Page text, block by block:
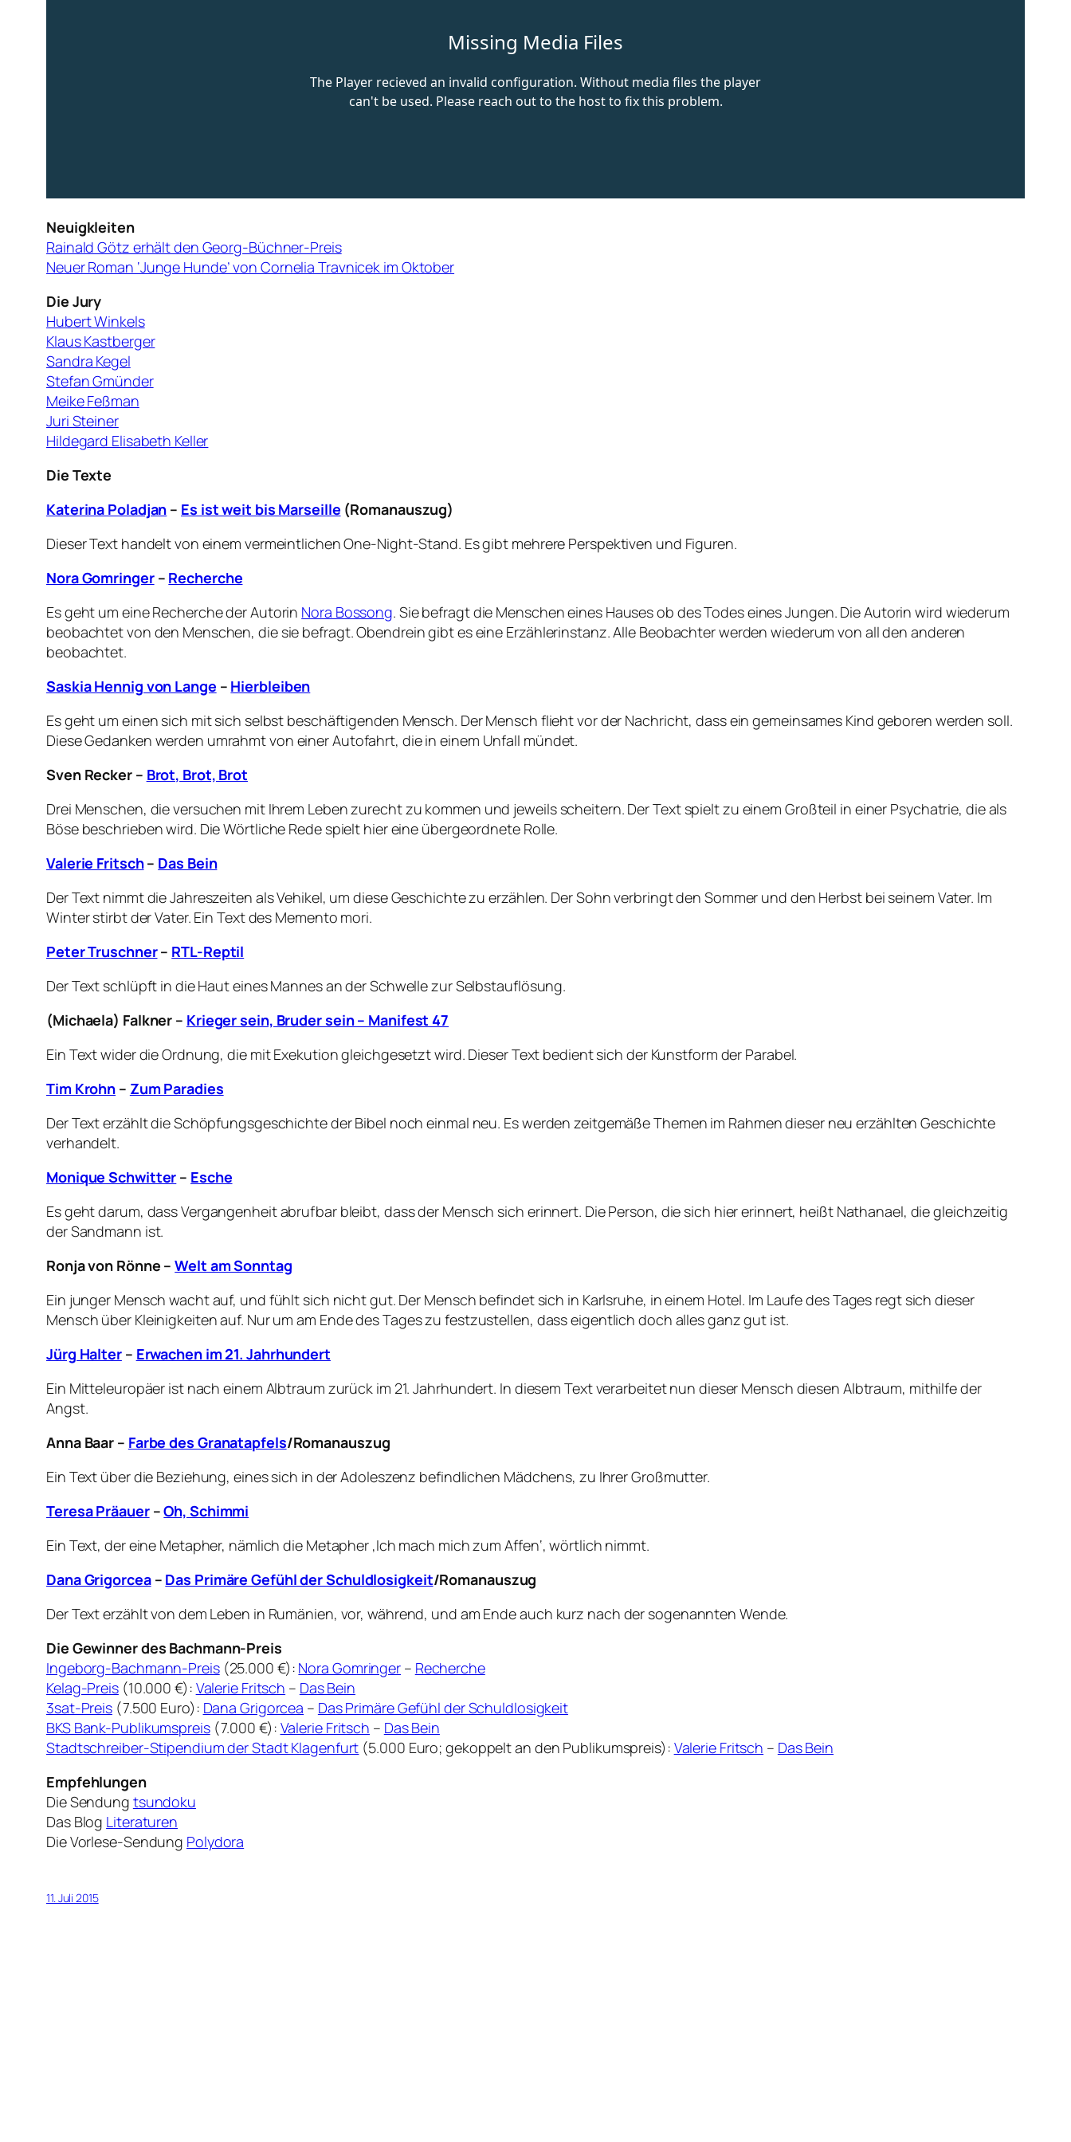
Neuigkleiten
Rainald Götz erhält den Georg-Büchner-Preis
Neuer Roman ‘Junge Hunde’ von Cornelia Travnicek im Oktober
Die Jury
Hubert Winkels
Klaus Kastberger
Sandra Kegel
Stefan Gmünder
Meike Feßman
Juri Steiner
Hildegard Elisabeth Keller
Die Texte
Katerina Poladjan – Es ist weit bis Marseille (Romanauszug)
Dieser Text handelt von einem vermeintlichen One-Night-Stand. Es gibt mehrere Perspektiven und Figuren.
Nora Gomringer – Recherche
Es geht um eine Recherche der Autorin Nora Bossong. Sie befragt die Menschen eines Hauses ob des Todes eines Jungen. Die Autorin wird wiederum
beobachtet von den Menschen, die sie befragt. Obendrein gibt es eine Erzählerinstanz. Alle Beobachter werden wiederum von all den anderen
beobachtet.
Saskia Hennig von Lange – Hierbleiben
Es geht um einen sich mit sich selbst beschäftigenden Mensch. Der Mensch flieht vor der Nachricht, dass ein gemeinsames Kind geboren werden soll.
Diese Gedanken werden umrahmt von einer Autofahrt, die in einem Unfall mündet.
Sven Recker – Brot, Brot, Brot
Drei Menschen, die versuchen mit Ihrem Leben zurecht zu kommen und jeweils scheitern. Der Text spielt zu einem Großteil in einer Psychatrie, die als
Böse beschrieben wird. Die Wörtliche Rede spielt hier eine übergeordnete Rolle.
Valerie Fritsch– Das Bein
Der Text nimmt die Jahreszeiten als Vehikel, um diese Geschichte zu erzählen. Der Sohn verbringt den Sommer und den Herbst bei seinem Vater. Im
Winter stirbt der Vater. Ein Text des Memento mori.
Peter Truschner– RTL-Reptil
Der Text schlüpft in die Haut eines Mannes an der Schwelle zur Selbstauflösung.
(Michaela) Falkner – Krieger sein, Bruder sein – Manifest 47
Ein Text wider die Ordnung, die mit Exekution gleichgesetzt wird. Dieser Text bedient sich der Kunstform der Parabel.
Tim Krohn – Zum Paradies
Der Text erzählt die Schöpfungsgeschichte der Bibel noch einmal neu. Es werden zeitgemäße Themen im Rahmen dieser neu erzählten Geschichte
verhandelt.
Monique Schwitter – Esche
Es geht darum, dass Vergangenheit abrufbar bleibt, dass der Mensch sich erinnert. Die Person, die sich hier erinnert, heißt Nathanael, die gleichzeitig
der Sandmann ist.
Ronja von Rönne –Welt am Sonntag
Ein junger Mensch wacht auf, und fühlt sich nicht gut. Der Mensch befindet sich in Karlsruhe, in einem Hotel. Im Laufe des Tages regt sich dieser
Mensch über Kleinigkeiten auf. Nur um am Ende des Tages zu festzustellen, dass eigentlich doch alles ganz gut ist.
Jürg Halter – Erwachen im 21. Jahrhundert
Ein Mitteleuropäer ist nach einem Albtraum zurück im 21. Jahrhundert. In diesem Text verarbeitet nun dieser Mensch diesen Albtraum, mithilfe der
Angst.
Anna Baar – Farbe des Granatapfels/Romanauszug
Ein Text über die Beziehung, eines sich in der Adoleszenz befindlichen Mädchens, zu Ihrer Großmutter.
Teresa Präauer –Oh, Schimmi
Ein Text, der eine Metapher, nämlich die Metapher ‚Ich mach mich zum Affen‘, wörtlich nimmt.
Dana Grigorcea – Das Primäre Gefühl der Schuldlosigkeit/Romanauszug
Der Text erzählt von dem Leben in Rumänien, vor, während, und am Ende auch kurz nach der sogenannten Wende.
Die Gewinner des Bachmann-Preis
Ingeborg-Bachmann-Preis(25.000 €): Nora Gomringer – Recherche
Kelag-Preis(10.000 €): Valerie Fritsch – Das Bein
3sat-Preis (7.500 Euro): Dana Grigorcea – Das Primäre Gefühl der Schuldlosigkeit
BKS Bank-Publikumspreis(7.000 €): Valerie Fritsch – Das Bein
Stadtschreiber-Stipendium der Stadt Klagenfurt (5.000 Euro; gekoppelt an den Publikumspreis): Valerie Fritsch – Das Bein
Empfehlungen
Die Sendung tsundoku
Das Blog Literaturen
Die Vorlese-Sendung Polydora
11. Juli 2015